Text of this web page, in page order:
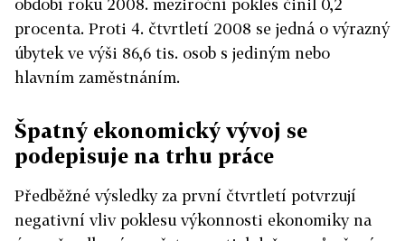
období roku 2008. meziroční pokles činil 0,2
procenta. Proti 4. čtvrtletí 2008 se jedná o výrazný
úbytek ve výši 86,6 tis. osob s jediným nebo
hlavním zaměstnáním.
Špatný ekonomický vývoj se
podepisuje na trhu práce
Předběžné výsledky za první čtvrtletí potvrzují
negativní vliv poklesu výkonnosti ekonomiky na